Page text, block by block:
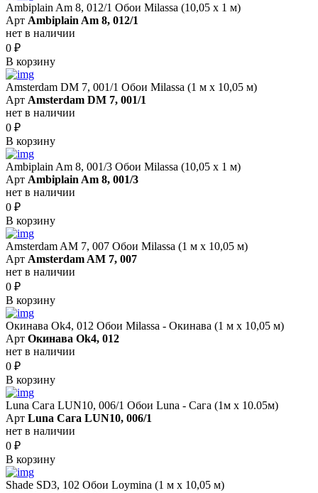
Ambiplain Am 8, 012/1 Обои Milassa (10,05 х 1 м)
Арт Ambiplain Am 8, 012/1
нет в наличии
0 ₽
В корзину
Amsterdam DM 7, 001/1 Обои Milassa (1 м х 10,05 м)
Арт Amsterdam DM 7, 001/1
нет в наличии
0 ₽
В корзину
Ambiplain Am 8, 001/3 Обои Milassa (10,05 х 1 м)
Арт Ambiplain Am 8, 001/3
нет в наличии
0 ₽
В корзину
Amsterdam AM 7, 007 Обои Milassa (1 м х 10,05 м)
Арт Amsterdam AM 7, 007
нет в наличии
0 ₽
В корзину
Окинава Ok4, 012 Обои Milassa - Окинава (1 м х 10,05 м)
Арт Окинава Ok4, 012
нет в наличии
0 ₽
В корзину
Luna Сага LUN10, 006/1 Обои Luna - Сага (1м х 10.05м)
Арт Luna Сага LUN10, 006/1
нет в наличии
0 ₽
В корзину
Shade SD3, 102 Обои Loymina (1 м х 10,05 м)